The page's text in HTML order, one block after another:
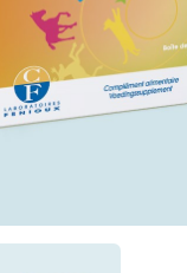
Hericium
Magnésium